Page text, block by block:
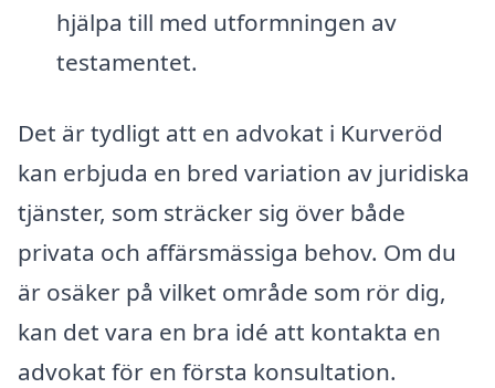
hjälpa till med utformningen av
testamentet.
Det är tydligt att en advokat i Kurveröd
kan erbjuda en bred variation av juridiska
tjänster, som sträcker sig över både
privata och affärsmässiga behov. Om du
är osäker på vilket område som rör dig,
kan det vara en bra idé att kontakta en
advokat för en första konsultation.